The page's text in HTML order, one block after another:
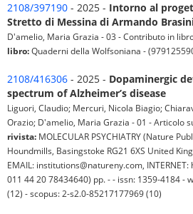
2108/397190 - 2025 - Intorno al
Stretto di Messina di Armando
D'amelio, Maria Grazia - 03 - Contributo in
libro:Quaderni della Wolfsoniana -
2108/416306 - 2025 - Dopaminergic
spectrum of Alzheimer’s disease
Liguori, Claudio; Mercuri, Nicola Biagio;
Orazio; D'amelio, Maria Grazia - 01 - Articolo
rivista: MOLECULAR PSYCHIATRY (Nature
Houndmills, Basingstoke RG21 6XS United
EMAIL: institutions@natureny.com,
011 44 20 78434640) pp. - - issn: 1359-4184 -
(12) - scopus: 2-s2.0-85217177969 (10)